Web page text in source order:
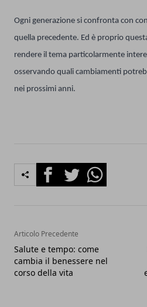
Ogni generazione si confronta con
quella precedente. Ed è proprio
rendere il tema particolarmente
osservando quali cambiamenti
nei prossimi anni.
FacebookTwitterWhatsapp
Articolo Precedente
Salute e tempo: come
cambia il benessere nel
corso della vita